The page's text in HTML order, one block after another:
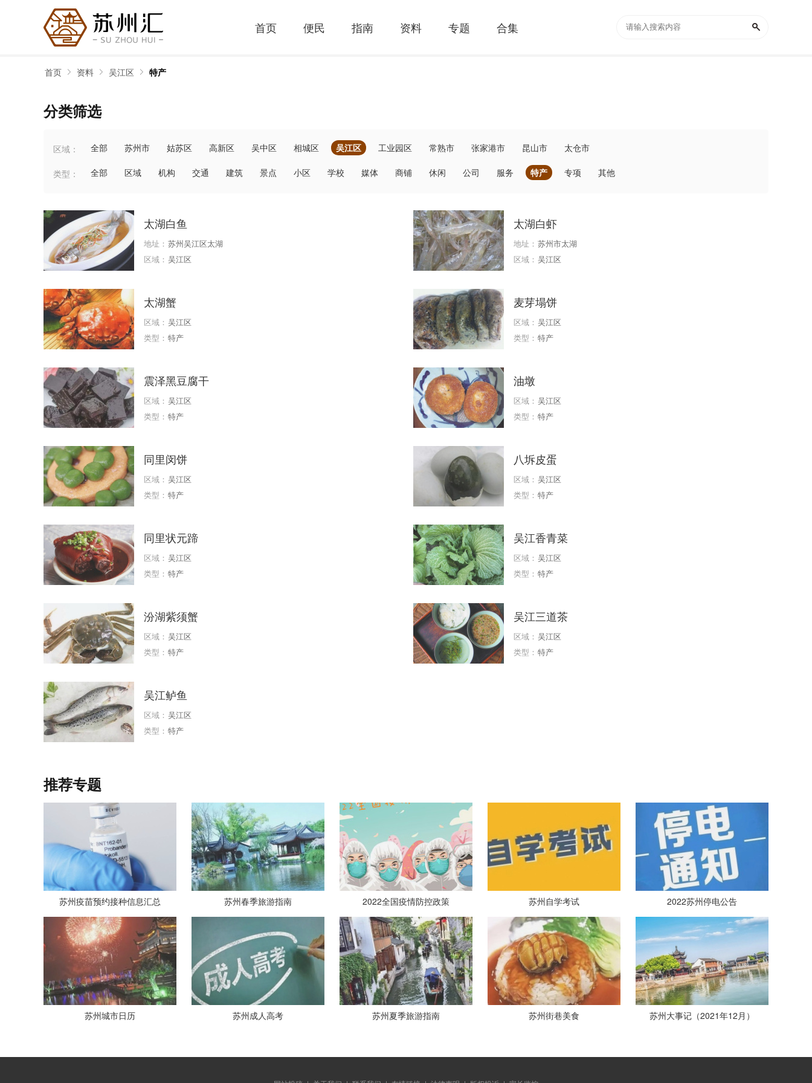
首页 便民 指南 资料 专题 合集
首页 资料 吴江区 特产
分类筛选
区域： 全部 苏州市 姑苏区 高新区 吴中区 相城区 吴江区 工业园区 常熟市 张家港市 昆山市 太仓市
类型： 全部 区域 机构 交通 建筑 景点 小区 学校 媒体 商铺 休闲 公司 服务 特产 专项 其他
太湖白鱼
地址： 苏州吴江区太湖
区域： 吴江区
太湖白虾
地址： 苏州市太湖
区域： 吴江区
太湖蟹
区域： 吴江区
类型： 特产
麦芽塌饼
区域： 吴江区
类型： 特产
震泽黑豆腐干
区域： 吴江区
类型： 特产
油墩
区域： 吴江区
类型： 特产
同里闵饼
区域： 吴江区
类型： 特产
八坼皮蛋
区域： 吴江区
类型： 特产
同里状元蹄
区域： 吴江区
类型： 特产
吴江香青菜
区域： 吴江区
类型： 特产
汾湖紫须蟹
区域： 吴江区
类型： 特产
吴江三道茶
区域： 吴江区
类型： 特产
吴江鲈鱼
区域： 吴江区
类型： 特产
推荐专题
苏州疫苗预约接种信息汇总 苏州春季旅游指南 2022全国疫情防控政策 苏州自学考试 2022苏州停电公告
苏州城市日历 苏州成人高考 苏州夏季旅游指南 苏州街巷美食 苏州大事记（2021年12月）